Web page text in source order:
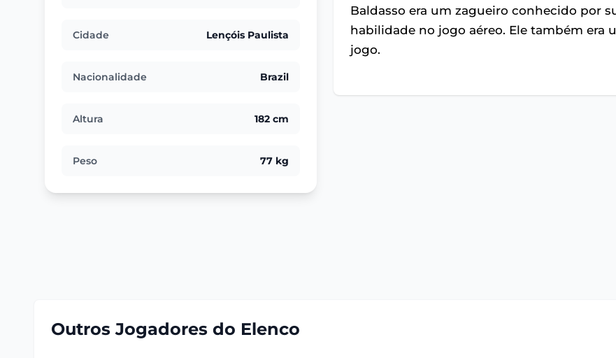
Cidade Lençóis Paulista
Nacionalidade Brazil
Altura 182 cm
Peso 77 kg
Baldasso era um zagueiro conhecido por
habilidade no jogo aéreo. Ele também era
jogo.
Outros Jogadores do Elenco